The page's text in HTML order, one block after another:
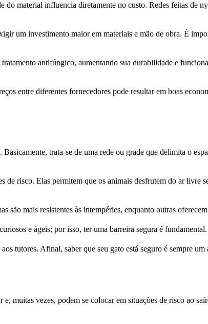
material influencia diretamente no custo. Redes feitas de
um investimento maior em materiais e mão de obra. É
antifúngico, aumentando sua durabilidade e
entre diferentes fornecedores pode resultar em boas
trata-se de uma rede ou grade que delimita o
de risco. Elas permitem que os animais desfrutem do ar livre
são mais resistentes às intempéries, enquanto outras
e ágeis; por isso, ter uma barreira segura é fundamental.
tutores. Afinal, saber que seu gato está seguro é sempre um
muitas vezes, podem se colocar em situações de risco ao